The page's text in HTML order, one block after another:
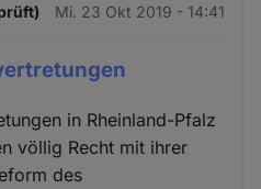
Mi. 23 Okt 2019 - 14:41
in Rheinland-Pfalz
völlig Recht mit ihrer
des